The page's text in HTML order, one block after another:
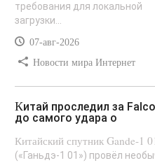
требования для локальной
загрузки...
07-авг-2026
Новости мира Интернет
Китай проследил за Falcon 9
до самого удара о
Китайский спутник Gande-1
(«Ганьдэ-1 01») провёл